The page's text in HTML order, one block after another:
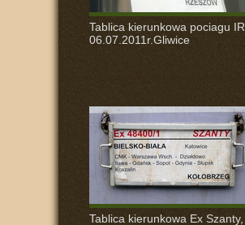
Tablica kierunkowa pociagu IR,
06.07.2011r.Gliwice
Tablica kierunkowa Ex Szanty,